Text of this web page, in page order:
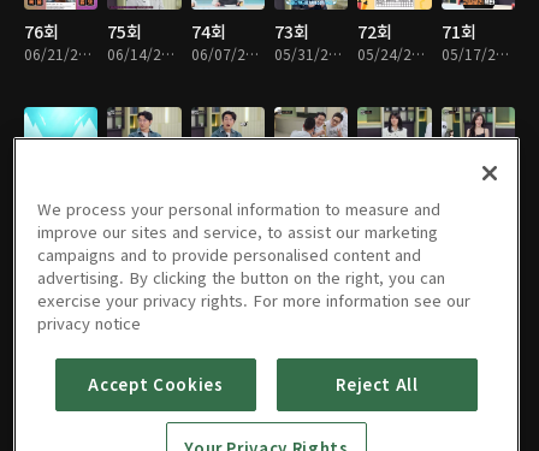
76회
06/21/2026 • 1시간 31분
75회
06/14/2026 • 1시간 29분
74회
06/07/2026 • 1시간 32분
73회
05/31/2026 • 1시간 27분
72회
05/24/2026 • 1시간 32분
71회
05/17/2026 • 1시간 29분
64회
03/29/2026 • 1시간 31분
63회 62회 61회 60회 59회
We process your personal information to measure and
improve our sites and service, to assist our marketing
campaigns and to provide personalised content and
advertising. By clicking the button on the right, you can
exercise your privacy rights. For more information see our
privacy notice
Accept Cookies Reject All